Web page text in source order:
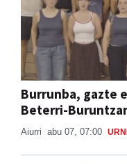
Burrunba, gazte
Beterri-
Aiurri abu 07, 07:00